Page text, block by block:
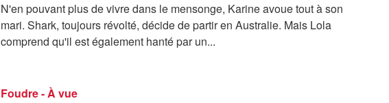
N'en pouvant plus de vivre dans le mensonge, Karine avoue tout à son
mari. Shark, toujours révolté, décide de partir en Australie. Mais Lola
comprend qu'il est également hanté par un...
Foudre - À vue